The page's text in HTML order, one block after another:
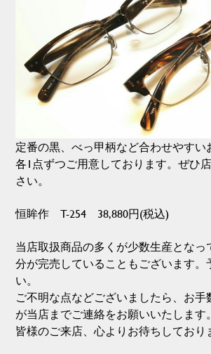
定番の黒、べっ甲柄など合わせやすい
各1点ずつご用意しております。ぜひ
さい。
恒眸作 T-254 38,880円(税込)
当店取扱商品の多くが少数生産とな
分が完売していることもございます。
い。
ご不明な点などございましたら、お手
が当店までご連絡をお願いいたします。
皆様のご来店、心よりお待ちしており